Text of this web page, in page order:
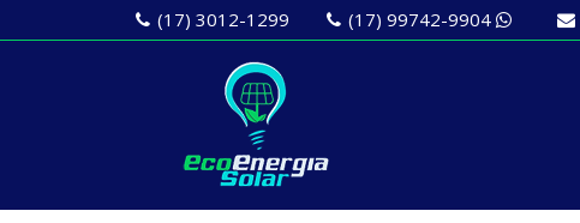
(17) 3012-1299 (17) 99742-9904